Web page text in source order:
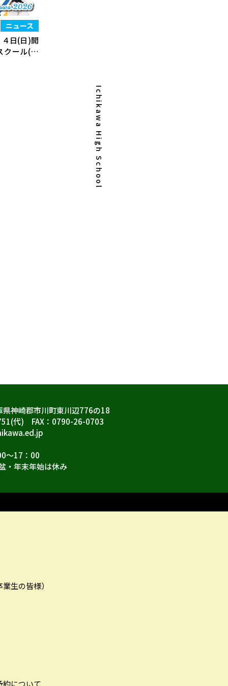
ニュース
日(日)開
クール(追
Ichikawa High School
神崎郡市川町東川辺776の18
代) FAX：0790-26-0703
～17：00
・年末年始は休み
生の皆様）
約について